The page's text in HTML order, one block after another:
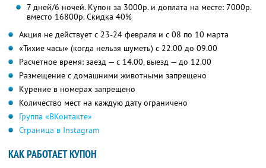
7 дней/6 ночей. Купон за 3000р. и доплата на месте: 7000р.
вместо 16800р.Скидка 40%
Акция не действует с 23-24 февраля и с 08 по 10 марта
«Тихие часы» (когда нельзя шуметь) с 22.00 до 09.00
Расчетное время: заезд — с 14.00, выезд — до 12.00
Размещение с домашними животными запрещено
Курение в номерах запрещено
Количество мест на каждую дату ограничено
Группа «ВКонтакте»
Страница в Instagram
КАК РАБОТАЕТ КУПОН